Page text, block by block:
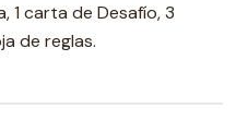
1 carta de Desafío, 3
de reglas.